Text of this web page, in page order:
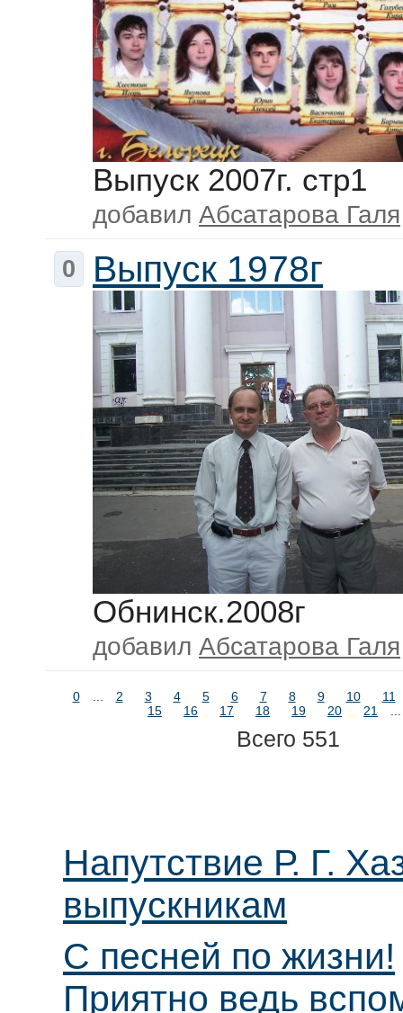
Выпуск 2007г. стр1
добавил Абсатарова Галя
0
Выпуск 1978г
Обнинск.2008г
добавил Абсатарова Галя
0 ... 2 3 4 5 6 7 8 9 10
11
15
16 17 18 19 20 21
Всего 551
Напутствие Р. Г.
выпускникам
С песней по жизни!
Приятно ведь